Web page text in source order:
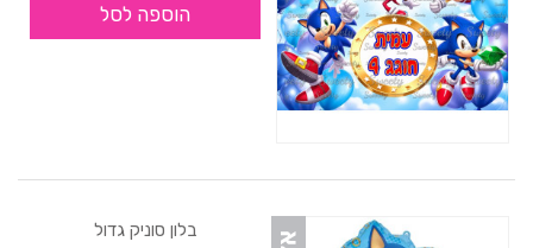
הוספה לסל
בלון סוניק גדול